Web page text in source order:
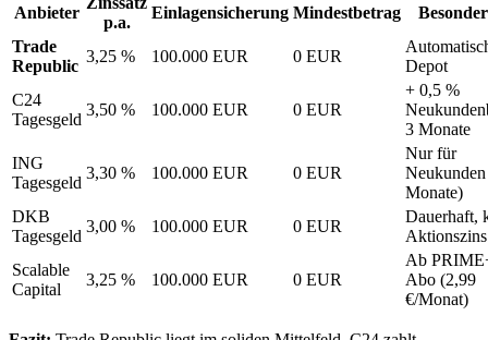
Anbieter
p.a.
Einlagensicherung Mindestbetrag
Trade
Republic
3,25 % 100.000 EUR 0 EUR
Depot
C24
Tagesgeld
3,50 % 100.000 EUR 0 EUR
+ 0,5 %
3 Monate
ING
Tagesgeld
3,30 % 100.000 EUR 0 EUR
Nur für
Monate)
DKB
Tagesgeld
3,00 % 100.000 EUR 0 EUR
Dauerhaft,
Aktionszins
Scalable
Capital
3,25 % 100.000 EUR 0 EUR
Ab
Abo (2,99
€/Monat)